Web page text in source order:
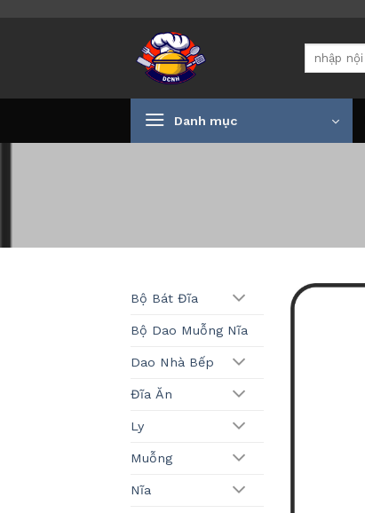
Tìm
kiếm:
Danh mục
Bộ Bát Đĩa
Bộ Dao Muỗng Nĩa
Dao Nhà Bếp
Đĩa Ăn
Ly
Muỗng
Nĩa